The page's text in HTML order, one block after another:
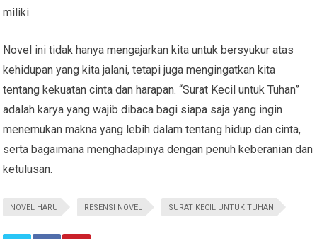
miliki.
Novel ini tidak hanya mengajarkan kita untuk bersyukur atas
kehidupan yang kita jalani, tetapi juga mengingatkan kita
tentang kekuatan cinta dan harapan. “Surat Kecil untuk Tuhan”
adalah karya yang wajib dibaca bagi siapa saja yang ingin
menemukan makna yang lebih dalam tentang hidup dan cinta,
serta bagaimana menghadapinya dengan penuh keberanian dan
ketulusan.
NOVEL HARU RESENSI NOVEL SURAT KECIL UNTUK TUHAN